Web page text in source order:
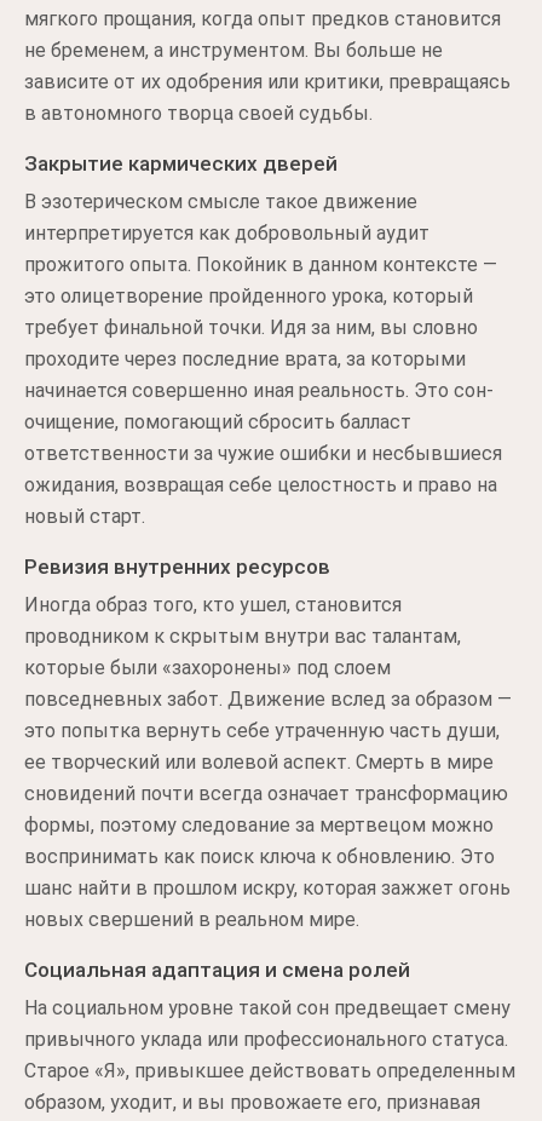
мягкого прощания, когда опыт предков становится
не бременем, а инструментом. Вы больше не
зависите от их одобрения или критики, превращаясь
в автономного творца своей судьбы.
Закрытие кармических дверей
В эзотерическом смысле такое движение
интерпретируется как добровольный аудит
прожитого опыта. Покойник в данном контексте —
это олицетворение пройденного урока, который
требует финальной точки. Идя за ним, вы словно
проходите через последние врата, за которыми
начинается совершенно иная реальность. Это сон-
очищение, помогающий сбросить балласт
ответственности за чужие ошибки и несбывшиеся
ожидания, возвращая себе целостность и право на
новый старт.
Ревизия внутренних ресурсов
Иногда образ того, кто ушел, становится
проводником к скрытым внутри вас талантам,
которые были «захоронены» под слоем
повседневных забот. Движение вслед за образом —
это попытка вернуть себе утраченную часть души,
ее творческий или волевой аспект. Смерть в мире
сновидений почти всегда означает трансформацию
формы, поэтому следование за мертвецом можно
воспринимать как поиск ключа к обновлению. Это
шанс найти в прошлом искру, которая зажжет огонь
новых свершений в реальном мире.
Социальная адаптация и смена ролей
На социальном уровне такой сон предвещает смену
привычного уклада или профессионального статуса.
Старое «Я», привыкшее действовать определенным
образом, уходит, и вы провожаете его, признавая